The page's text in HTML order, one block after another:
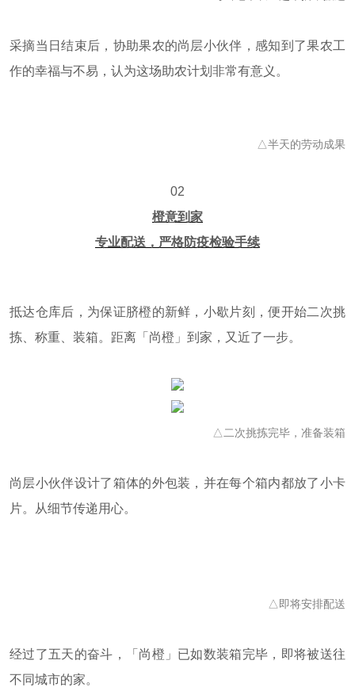
采摘当日结束后，协助果农的尚层小伙伴，感知到了果农工
作的幸福与不易，认为这场助农计划非常有意义。
△半天的劳动成果
02
橙意到家
专业配送，严格防疫检验手续
抵达仓库后，为保证脐橙的新鲜，小歇片刻，便开始二次挑
拣、称重、装箱。距离「尚橙」到家，又近了一步。
△二次挑拣完毕，准备装箱
尚层小伙伴设计了箱体的外包装，并在每个箱内都放了小卡
片。从细节传递用心。
△即将安排配送
经过了五天的奋斗，「尚橙」已如数装箱完毕，即将被送往
不同城市的家。